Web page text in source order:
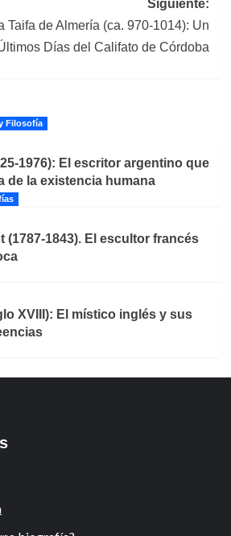
Siguiente:
Taifa de Almería (ca. 970-1014): Un
Días del Califato de Córdoba
Filosofía
1976): El escritor argentino que
de la existencia humana
(1787-1843). El escultor francés
XVIII): El místico inglés y sus